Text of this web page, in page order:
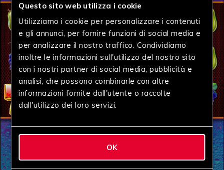
Questo sito web utilizza i cookie
Utilizziamo i cookie per personalizzare i contenuti
e gli annunci, per fornire funzioni di social media e
per analizzare il nostro traffico. Condividiamo
inoltre le informazioni sull'utilizzo del nostro sito
con i nostri partner di social media, pubblicità e
analisi, che possono combinarle con altre
informazioni fornite dall'utente o raccolte
dall'utilizzo dei loro servizi.
OK